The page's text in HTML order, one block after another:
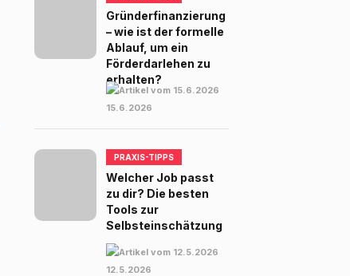
Gründerfinanzierung
– wie ist der formelle
Ablauf, um ein
Förderdarlehen zu
erhalten?
15.6.2026
PRAXIS-TIPPS
Welcher Job passt
zu dir? Die besten
Tools zur
Selbsteinschätzung
12.5.2026